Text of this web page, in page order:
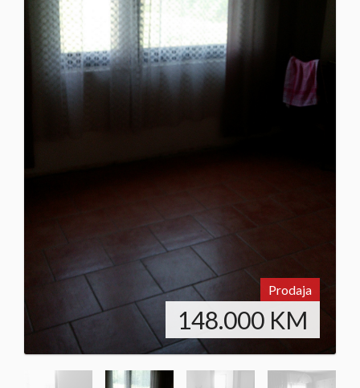
Prodaja
148.000 KM